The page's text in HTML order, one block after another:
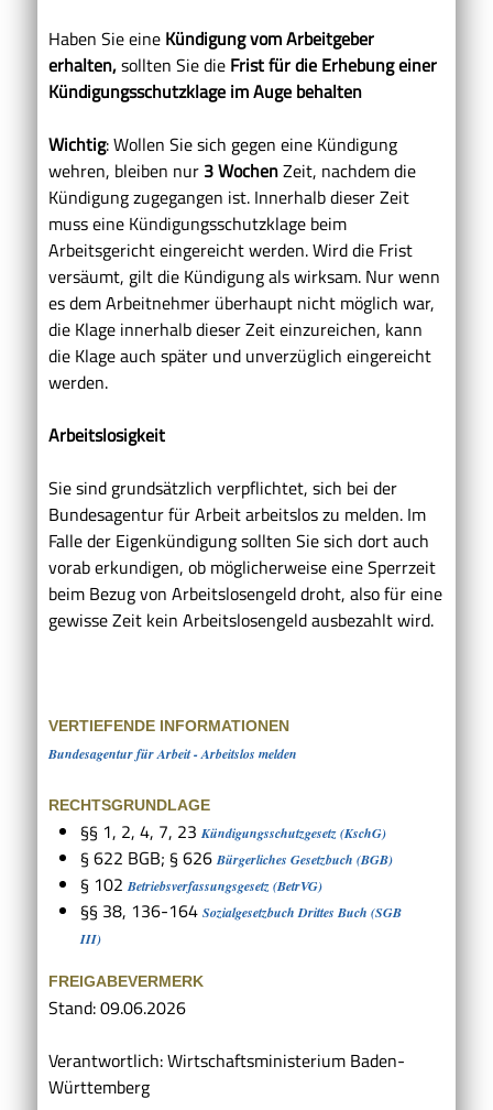
Haben Sie eine Kündigung vom Arbeitgeber
erhalten,sollten Sie die Frist für die Erhebung einer
Kündigungsschutzklage im Auge behalten
Wichtig: Wollen Sie sich gegen eine Kündigung
wehren, bleiben nur 3 WochenZeit, nachdem die
Kündigung zugegangen ist. Innerhalb dieser Zeit
muss eine Kündigungsschutzklage beim
Arbeitsgericht eingereicht werden. Wird die Frist
versäumt, gilt die Kündigung als wirksam. Nur wenn
es dem Arbeitnehmer überhaupt nicht möglich war,
die Klage innerhalb dieser Zeit einzureichen, kann
die Klage auch später und unverzüglich eingereicht
werden.
Arbeitslosigkeit
Sie sind grundsätzlich verpflichtet, sich bei der
Bundesagentur für Arbeit arbeitslos zu melden. Im
Falle der Eigenkündigung sollten Sie sich dort auch
vorab erkundigen, ob möglicherweise eine Sperrzeit
beim Bezug von Arbeitslosengeld droht, also für eine
gewisse Zeit kein Arbeitslosengeld ausbezahlt wird.
VERTIEFENDE INFORMATIONEN
Bundesagentur für Arbeit - Arbeitslos melden
RECHTSGRUNDLAGE
§§ 1, 2, 4, 7, 23 Kündigungsschutzgesetz (KschG)
§ 622 BGB; § 626 Bürgerliches Gesetzbuch (BGB)
§ 102 Betriebsverfassungsgesetz (BetrVG)
§§ 38, 136-164 Sozialgesetzbuch Drittes Buch (SGB
III)
FREIGABEVERMERK
Stand: 09.06.2026
Verantwortlich: Wirtschaftsministerium Baden-
Württemberg